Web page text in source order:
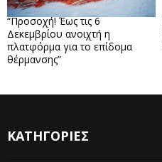
“Προσοχή! Έως τις 6
Δεκεμβρίου ανοιχτή η
πλατφόρμα για το επίδομα
θέρμανσης”
ΚΑΤΗΓΟΡΙΕΣ